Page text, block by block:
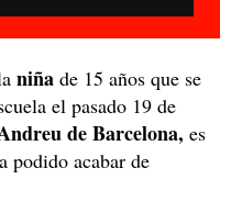
niña de 15 años que se
el pasado 19 de
de Barcelona, es
podido acabar de